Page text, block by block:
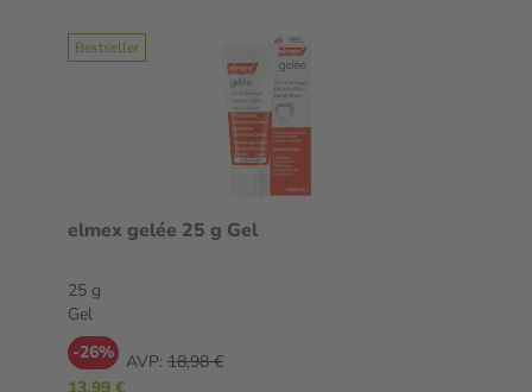
Bestseller
elmex gelée 25 g Gel
25 g
Gel
-26% AVP: 18,98 €
13,99 €